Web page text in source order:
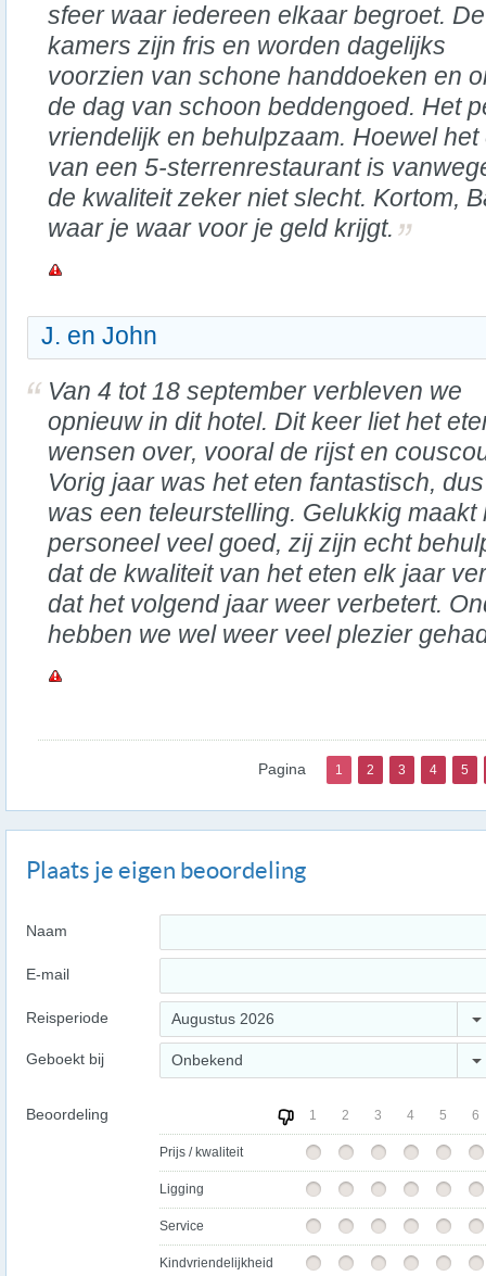
sfeer waar iedereen elkaar begroet. De
kamers zijn fris en worden dagelijks
voorzien van schone handdoeken en
de dag van schoon beddengoed. Het
vriendelijk en behulpzaam. Hoewel
van een 5-sterrenrestaurant is
de kwaliteit zeker niet slecht. Kortom,
waar je waar voor je geld krijgt.
J. en John
Van 4 tot 18 september verbleven we
opnieuw in dit hotel. Dit keer liet het
wensen over, vooral de rijst en
Vorig jaar was het eten fantastisch,
was een teleurstelling. Gelukkig maakt
personeel veel goed, zij zijn echt
dat de kwaliteit van het eten elk jaar
dat het volgend jaar weer verbetert.
hebben we wel weer veel plezier
Pagina 1 2 3 4 5
Plaats je eigen beoordeling
Naam
E-mail
Reisperiode Augustus 2026
Geboekt bij Onbekend
Beoordeling 1 2 3 4 5 6
Prijs / kwaliteit
Ligging
Service
Kindvriendelijkheid